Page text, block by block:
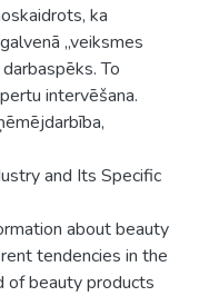
ka
„veiksmes
To
intervēšana.
and Its Specific
about beauty
tendencies in the
of beauty products